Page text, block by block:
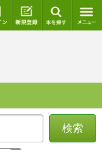
ログイン 新規登録
検索